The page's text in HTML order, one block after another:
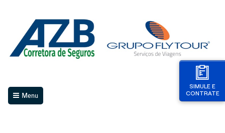
SIMULE E
CONTRATE
Menu